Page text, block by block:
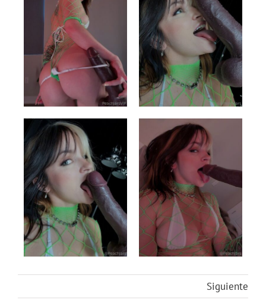
Siguiente